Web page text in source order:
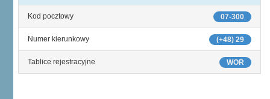
07-300
Kod pocztowy
(+48) 29
Numer kierunkowy
WOR
Tablice rejestracyjne